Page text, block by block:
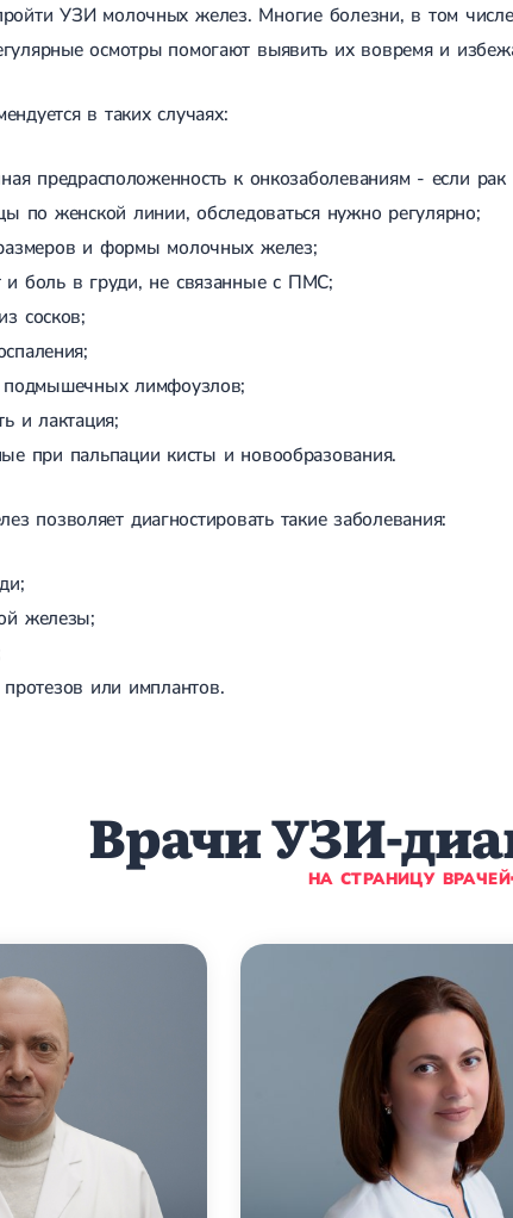
УЗИ молочных желез. Многие болезни, в том
осмотры помогают выявить их вовремя и
в таких случаях:
предрасположенность к онкозаболеваниям - если
по женской линии, обследоваться нужно регулярно;
и формы молочных желез;
и боль в груди, не связанные с ПМС;
сосков;
подмышечных лимфоузлов;
и лактация;
при пальпации кисты и новообразования.
позволяет диагностировать такие заболевания:
железы;
или имплантов.
Врачи УЗИ-
НА СТРАНИЦУ ВРАЧЕЙ